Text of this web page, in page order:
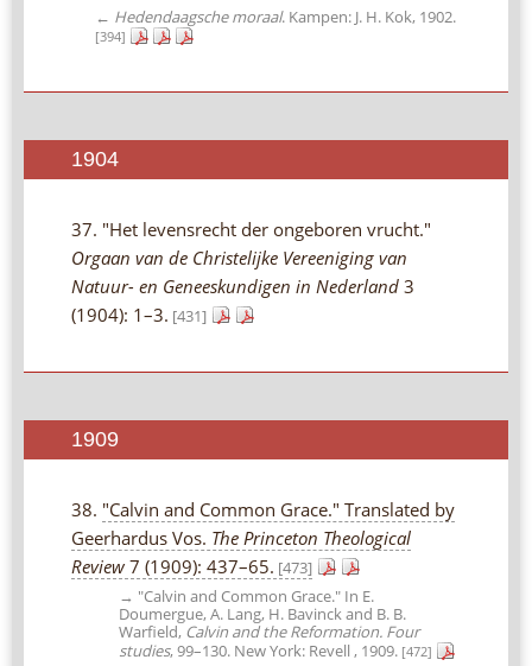
← Hedendaagsche moraal. Kampen: J. H. Kok, 1902.
[394]
1904
37. "Het levensrecht der ongeboren vrucht."
Orgaan van de Christelijke Vereeniging van
Natuur- en Geneeskundigen in Nederland 3
(1904): 1–3. [431]
1909
38. "Calvin and Common Grace." Translated by
Geerhardus Vos. The Princeton Theological
Review 7 (1909): 437–65. [473]
→ "Calvin and Common Grace." In E.
Doumergue, A. Lang, H. Bavinck and B. B.
Warfield, Calvin and the Reformation. Four
studies, 99–130. New York: Revell , 1909. [472]